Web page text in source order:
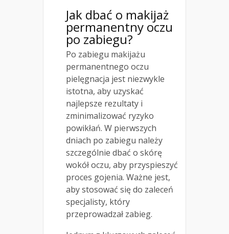
Jak dbać o makijaż
permanentny oczu
po zabiegu?
Po zabiegu makijażu
permanentnego oczu
pielęgnacja jest niezwykle
istotna, aby uzyskać
najlepsze rezultaty i
zminimalizować ryzyko
powikłań. W pierwszych
dniach po zabiegu należy
szczególnie dbać o skórę
wokół oczu, aby przyspieszyć
proces gojenia. Ważne jest,
aby stosować się do zaleceń
specjalisty, który
przeprowadzał zabieg.